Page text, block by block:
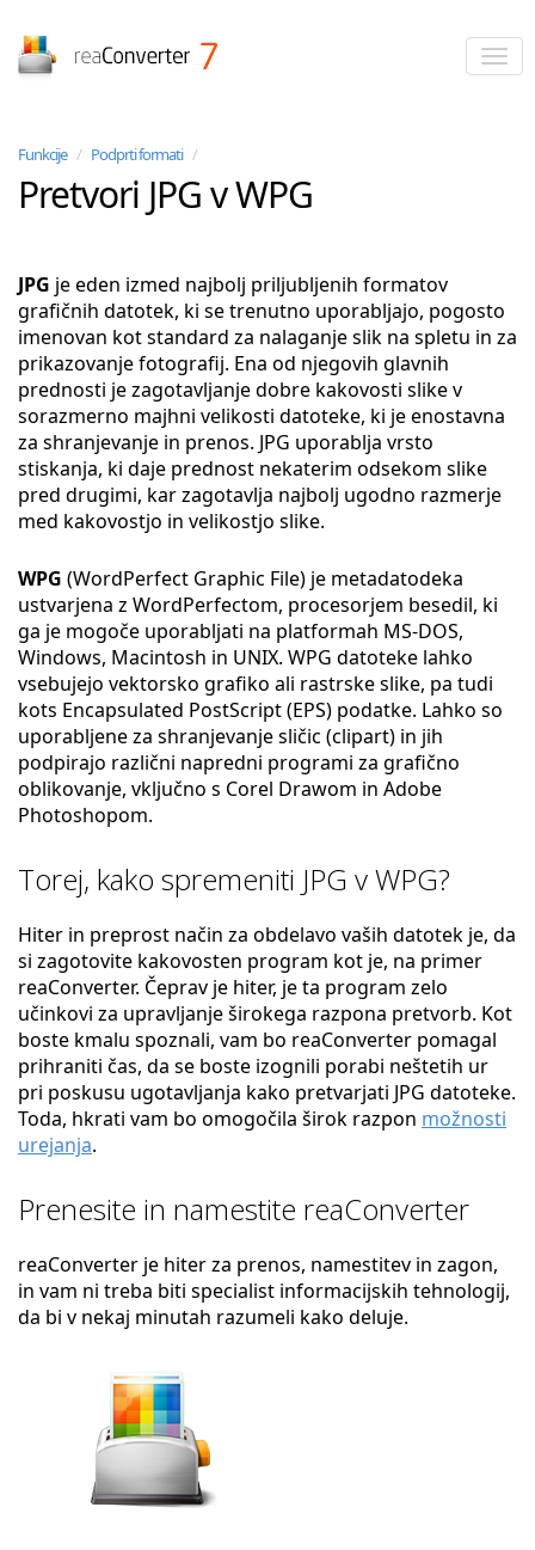
Funkcije / Podprti formati /
Pretvori JPG v WPG
JPG je eden izmed najbolj priljubljenih formatov
grafičnih datotek, ki se trenutno uporabljajo, pogosto
imenovan kot standard za nalaganje slik na spletu in za
prikazovanje fotografij. Ena od njegovih glavnih
prednosti je zagotavljanje dobre kakovosti slike v
sorazmerno majhni velikosti datoteke, ki je enostavna
za shranjevanje in prenos. JPG uporablja vrsto
stiskanja, ki daje prednost nekaterim odsekom slike
pred drugimi, kar zagotavlja najbolj ugodno razmerje
med kakovostjo in velikostjo slike.
WPG (WordPerfect Graphic File) je metadatodeka
ustvarjena z WordPerfectom, procesorjem besedil, ki
ga je mogoče uporabljati na platformah MS-DOS,
Windows, Macintosh in UNIX. WPG datoteke lahko
vsebujejo vektorsko grafiko ali rastrske slike, pa tudi
kots Encapsulated PostScript (EPS) podatke. Lahko so
uporabljene za shranjevanje sličic (clipart) in jih
podpirajo različni napredni programi za grafično
oblikovanje, vključno s Corel Drawom in Adobe
Photoshopom.
Torej, kako spremeniti JPG v WPG?
Hiter in preprost način za obdelavo vaših datotek je, da
si zagotovite kakovosten program kot je, na primer
reaConverter. Čeprav je hiter, je ta program zelo
učinkovi za upravljanje širokega razpona pretvorb. Kot
boste kmalu spoznali, vam bo reaConverter pomagal
prihraniti čas, da se boste izognili porabi neštetih ur
pri poskusu ugotavljanja kako pretvarjati JPG datoteke.
Toda, hkrati vam bo omogočila širok razpon možnosti
urejanja.
Prenesite in namestite reaConverter
reaConverter je hiter za prenos, namestitev in zagon,
in vam ni treba biti specialist informacijskih tehnologij,
da bi v nekaj minutah razumeli kako deluje.